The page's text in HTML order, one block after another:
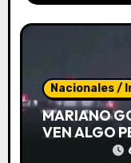
Nacionales /
MARIANO
VEN ALGO
EL RIESGO